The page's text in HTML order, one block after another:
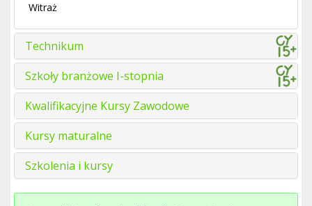
Witraż
Technikum
Szkoły branżowe I-stopnia
Kwalifikacyjne Kursy Zawodowe
Kursy maturalne
Szkolenia i kursy